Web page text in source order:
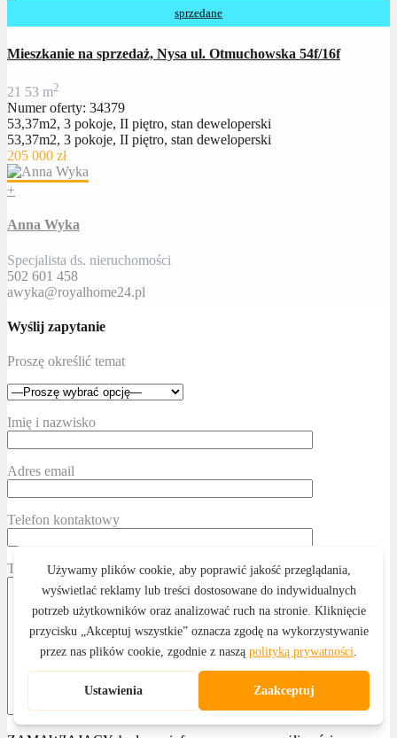
sprzedane
Mieszkanie na sprzedaż, Nysa ul. Otmuchowska 54f/16f
21 53 m2
Numer oferty: 34379
53,37m2, 3 pokoje, II piętro, stan deweloperski
53,37m2, 3 pokoje, II piętro, stan deweloperski
205 000 zł
+
Anna Wyka
Specjalista ds. nieruchomości
502 601 458
awyka@royalhome24.pl
Wyślij zapytanie
Proszę określić temat
Imię i nazwisko
Adres email
Telefon kontaktowy
Treść wiadomości